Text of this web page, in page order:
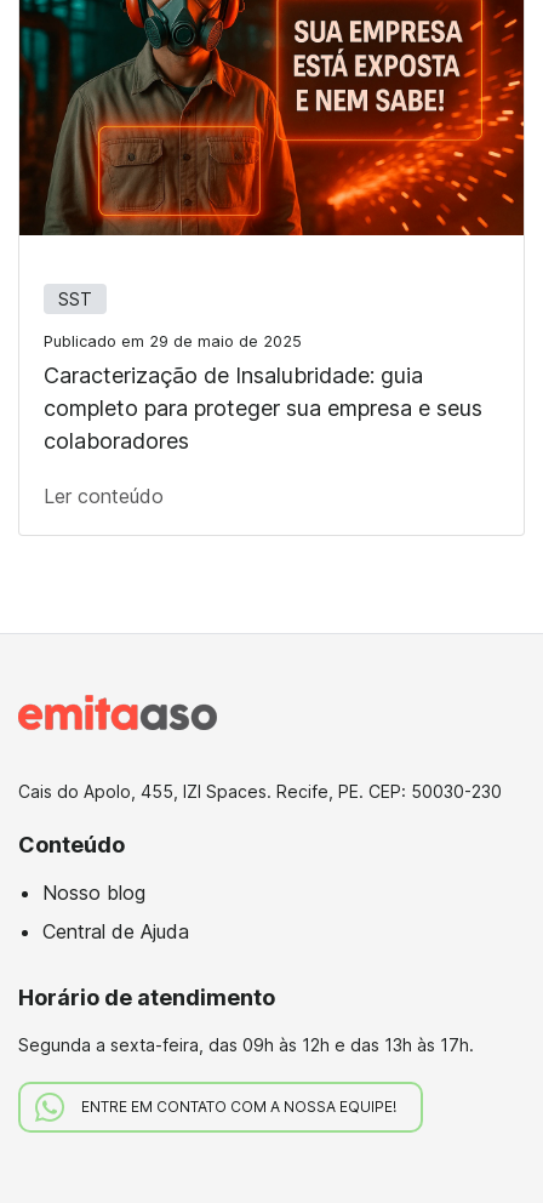
SST
Publicado em 29 de maio de 2025
Caracterização de Insalubridade: guia
completo para proteger sua empresa e seus
colaboradores
Ler conteúdo
Cais do Apolo, 455, IZI Spaces. Recife, PE. CEP: 50030-230
Conteúdo
Nosso blog
Central de Ajuda
Horário de atendimento
Segunda a sexta-feira, das 09h às 12h e das 13h às 17h.
ENTRE EM CONTATO COM A NOSSA EQUIPE!